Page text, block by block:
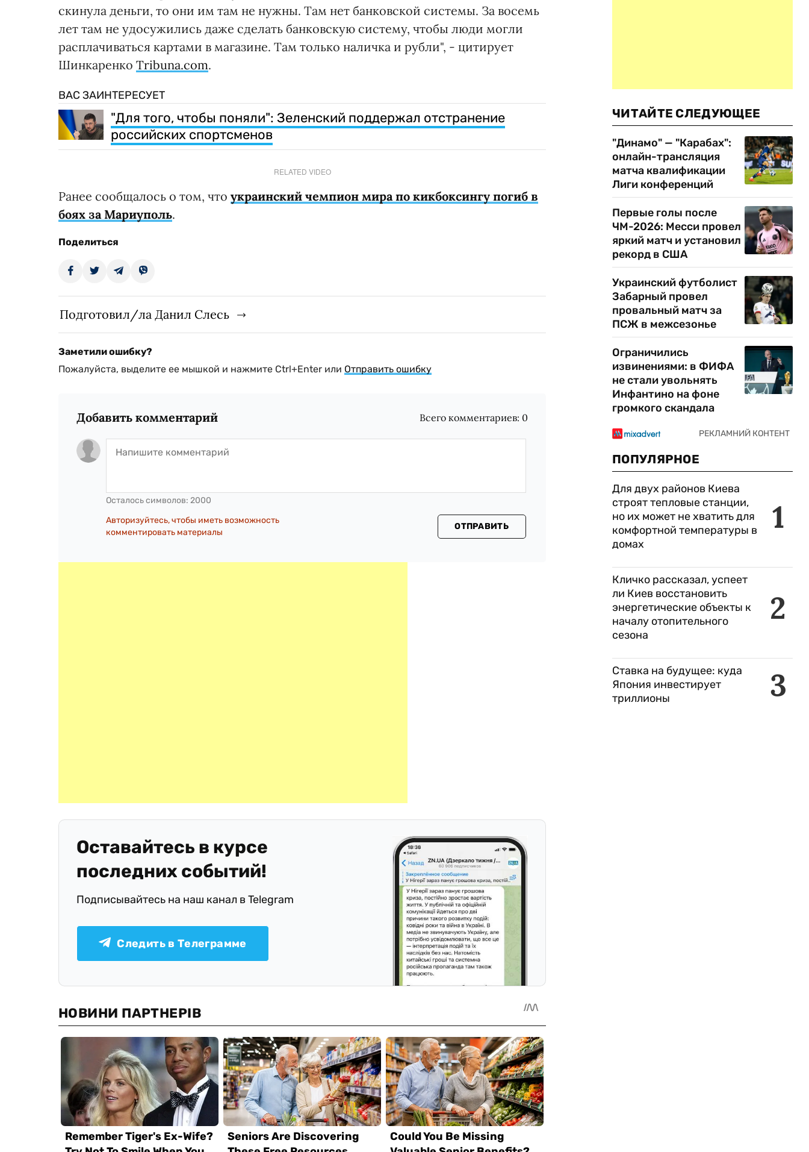
скинула деньги, то они им там не нужны. Там нет банковской системы. За восемь
лет там не удосужились даже сделать банковскую систему, чтобы люди могли
расплачиваться картами в магазине. Там только наличка и рубли", - цитирует
Шинкаренко Tribuna.com.
ВАС ЗАИНТЕРЕСУЕТ
"Для того, чтобы поняли": Зеленский поддержал отстранение
российских спортсменов
RELATED VIDEO
Ранее сообщалось о том, что украинский чемпион мира по кикбоксингу погиб в
боях за Мариуполь.
Поделиться
Подготовил/ла Данил Слесь
Заметили ошибку?
Пожалуйста, выделите ее мышкой и нажмите Ctrl+Enter или Отправить ошибку
Добавить комментарий Всего комментариев: 0
Осталось символов: 2000
Авторизуйтесь, чтобы иметь возможность
комментировать материалы
ОТПРАВИТЬ
Оставайтесь в курсе
последних событий!
Подписывайтесь на наш канал в Telegram
Следить в Телеграмме
ЧИТАЙТЕ СЛЕДУЮЩЕЕ
"Динамо" — "Карабах":
онлайн-трансляция
матча квалификации
Лиги конференций
Первые голы после
ЧМ-2026: Месси провел
яркий матч и установил
рекорд в США
Украинский футболист
Забарный провел
провальный матч за
ПСЖ в межсезонье
Ограничились
извинениями: в ФИФА
не стали увольнять
Инфантино на фоне
громкого скандала
ПОПУЛЯРНОЕ
1
Для двух районов Киева
строят тепловые станции,
но их может не хватить для
комфортной температуры в
домах
2
Кличко рассказал, успеет
ли Киев восстановить
энергетические объекты к
началу отопительного
сезона
3
Ставка на будущее: куда
Япония инвестирует
триллионы